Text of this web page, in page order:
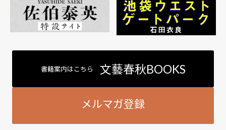
書籍案内はこちら 文藝春秋BOOKS
メルマガ登録